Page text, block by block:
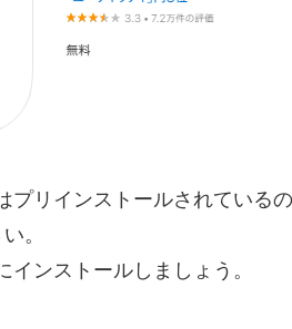
リインストールされている
。
ンストールしましょう。